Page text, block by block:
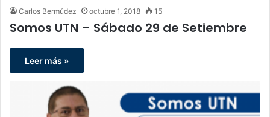
Carlos Bermúdez octubre 1, 2018 15
Somos UTN – Sábado 29 de Setiembre
Leer más »